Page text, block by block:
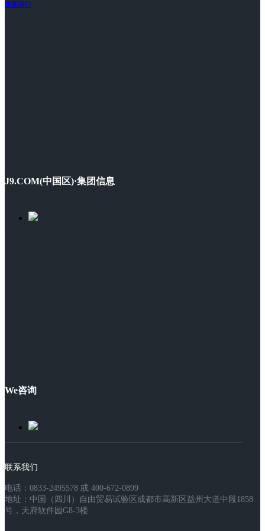
联系我们
J9.COM(中国区)·集团信息
We咨询
联系我们
电话：0833-2495578 或 400-672-0899
地址：中国（四川）自由贸易试验区成都市高新区益州大道中段1858
号，天府软件园G8-3楼